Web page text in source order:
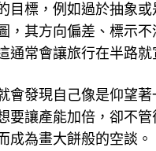
目標，例如過於抽象
其方向偏差、標示
常會讓旅行在半路就
發現自己像是仰望
讓產能加倍，卻不
成為畫大餅般的空談。